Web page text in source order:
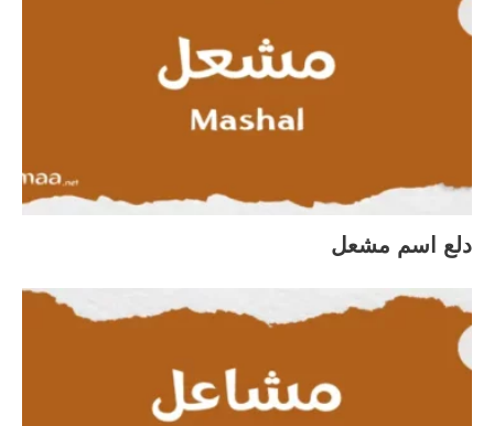
دلع اسم مشعل